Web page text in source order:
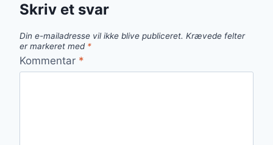
Skriv et svar
Din e-mailadresse vil ikke blive publiceret. Krævede felter
er markeret med *
Kommentar *